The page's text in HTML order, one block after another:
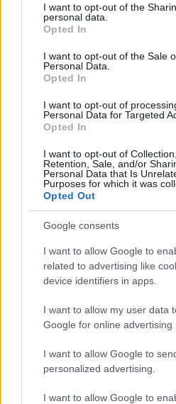
not limited to your visit or usage
grant or deny consent to Google
use your data for below specified
consent section.
I want to opt-out of the
personal data.
Opted In
I want to opt-out of the Sale
Personal Data.
Opted In
I want to opt-out of
Personal Data for Targeted
Opted In
I want to opt-out of
Retention, Sale, and/or
Personal Data that Is
Purposes for which it was
Opted Out
Google consents
I want to allow Google to
related to advertising like
device identifiers in apps.
I want to allow my user data
Google for online advertising
I want to allow Google to
personalized advertising.
I want to allow Google to
Képek a készülődésről: